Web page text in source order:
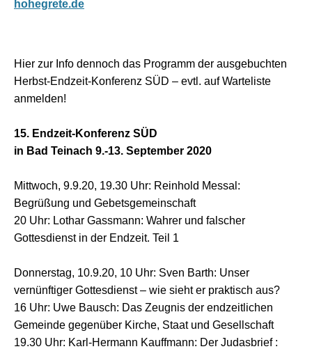
hohegrete.de
Hier zur Info dennoch das Programm der ausgebuchten
Herbst-Endzeit-Konferenz SÜD – evtl. auf Warteliste
anmelden!
15. Endzeit-Konferenz SÜD
in Bad Teinach 9.-13. September 2020
Mittwoch, 9.9.20, 19.30 Uhr: Reinhold Messal:
Begrüßung und Gebetsgemeinschaft
20 Uhr: Lothar Gassmann: Wahrer und falscher
Gottesdienst in der Endzeit. Teil 1
Donnerstag, 10.9.20, 10 Uhr: Sven Barth: Unser
vernünftiger Gottesdienst – wie sieht er praktisch aus?
16 Uhr: Uwe Bausch: Das Zeugnis der endzeitlichen
Gemeinde gegenüber Kirche, Staat und Gesellschaft
19.30 Uhr: Karl-Hermann Kauffmann: Der Judasbrief :